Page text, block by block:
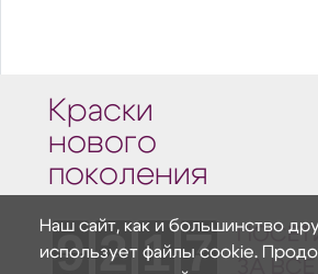
Краски
нового
поколения
9 2 1 7
ЗА
Наш сайт, как и большинство
использует файлы cookie.